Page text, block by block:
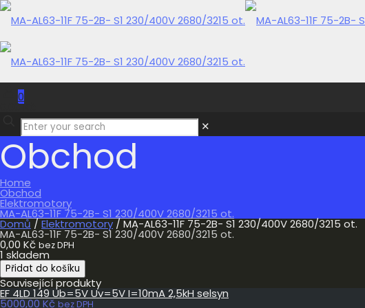
0
0,00 Kč
✕
Obchod
Home
Obchod
Elektromotory
MA-AL63-11F 75-2B- S1 230/400V 2680/3215 ot.
Domů / Elektromotory / MA-AL63-11F 75-2B- S1 230/400V 2680/3215 ot.
MA-AL63-11F 75-2B- S1 230/400V 2680/3215 ot.
0,00 Kč bez DPH
1 skladem
MA-
AL63-
11F
75-
Přidat do košíku
Související produkty
EF 4LD 149 Ub=5V Uv=5V I=10mA 2,5kH selsyn
5000,00 Kč bez DPH